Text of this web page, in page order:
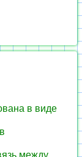
в виде
между